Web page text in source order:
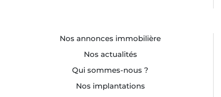
Nos annonces immobilière
Nos actualités
Qui sommes-nous ?
Nos implantations